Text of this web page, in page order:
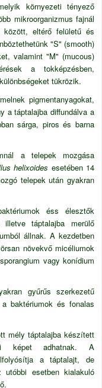
környezeti tényező
mikroorganizmus fajnál
között, eltérő felületű és
"S" (smooth)
valamint "M" (mucous)
a tokképzésben,
tükrözik.
pigmentanyagokat,
a táptalajba diffundálva a
sárga, piros és barna
a telepek mozgása
helixoides esetében 14
telepek után gyakran
éss élesztők
táptalajba merülő
állnak. A kezdetben
növekvő micéliumok
vagy konídium
gyűrűs szerkezetű
baktériumok és fonalas
mély táptalajba készített
képet adhatnak. A
a táptalajt, de
esetben kialakuló